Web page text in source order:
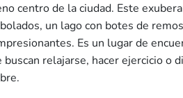
centro de la ciudad. Este
un lago con botes de
Es un lugar de
relajarse, hacer ejercicio o